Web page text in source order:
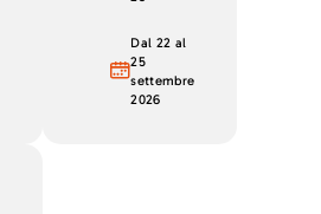
Dal 22 al
25
settembre
2026